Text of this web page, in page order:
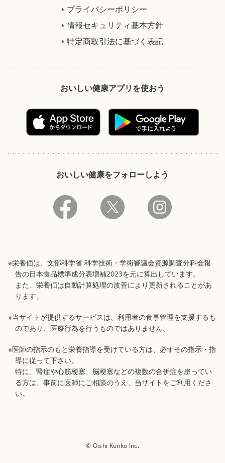
プライバシーポリシー
情報セキュリティ基本方針
特定商取引法に基づく表記
おいしい健康アプリを使おう
おいしい健康をフォローしよう
※栄養価は、文部科学省 科学技術・学術審議会資源調査分科会報
告の日本食品標準成分表増補2023を元に算出しています。
また、栄養価は自動計算処理の改善により更新されることがあ
ります。
※当サイトが提供するサービスは、利用者の食事管理を支援するも
のであり、医療行為を行うものではありません。
※医師の指示のもと栄養指導を受けている方は、必ずその指示・指
導に従って下さい。
特に、腎症や心筋梗塞、脳梗塞などの複数の合併症を患ってい
る方は、事前に医師にご相談のうえ、当サイトをご利用くださ
い。
© Oishi Kenko Inc.